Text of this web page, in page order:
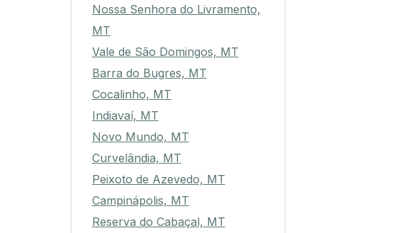
Nossa Senhora do Livramento,
MT
Vale de São Domingos, MT
Barra do Bugres, MT
Cocalinho, MT
Indiavaí, MT
Novo Mundo, MT
Curvelândia, MT
Peixoto de Azevedo, MT
Campinápolis, MT
Reserva do Cabaçal, MT